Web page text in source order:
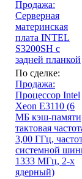
Продажа:
Серверная
материнская
плата INTEL
S3200SH с
задней планкой
По сделке:
Продажа:
Процессор Intel
Xeon E3110 (6
МБ кэш-
тактовая
3,00 ГГц,
системной
1333 МГц, 2-х
ядерный)